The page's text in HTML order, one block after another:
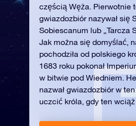
częścią Węża. Pierwotnie
gwiazdozbiór nazywał się
Sobiescanum lub „Tarcza
Jak można się domyślać,
pochodziła od polskiego
1683 roku pokonał
w bitwie pod Wiedniem.
nazwał gwiazdozbiór w
uczcić króla, gdy ten wciąż